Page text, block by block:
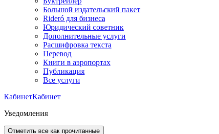
Большой издательский пакет
Rideró для бизнеса
Юридический советник
Дополнительные услуги
Расшифровка текста
Перевод
Книги в аэропортах
Публикация
Все услуги
КабинетКабинет
Уведомления
Отметить все как прочитанные